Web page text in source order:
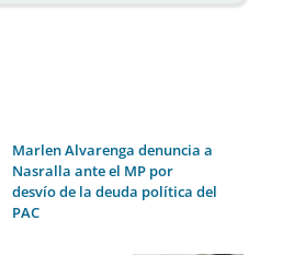
Marlen Alvarenga denuncia a
Nasralla ante el MP por
desvío de la deuda política del
PAC